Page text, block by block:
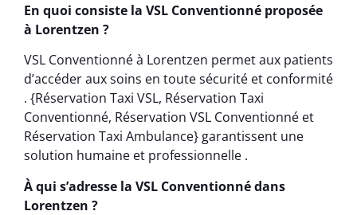
En quoi consiste la VSL Conventionné proposée
à Lorentzen ?
VSL Conventionné à Lorentzen permet aux patients
d’accéder aux soins en toute sécurité et conformité
. {Réservation Taxi VSL, Réservation Taxi
Conventionné, Réservation VSL Conventionné et
Réservation Taxi Ambulance} garantissent une
solution humaine et professionnelle .
À qui s’adresse la VSL Conventionné dans
Lorentzen ?